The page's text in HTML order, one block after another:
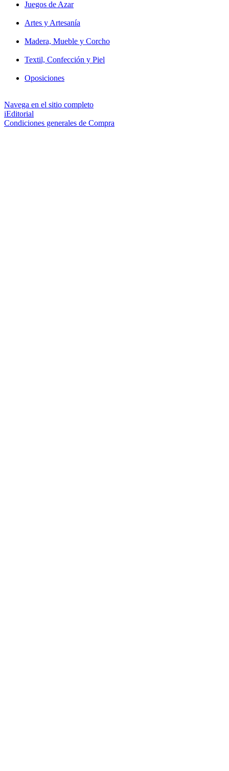
Juegos de Azar
Artes y Artesanía
Madera, Mueble y Corcho
Textil, Confección y Piel
Oposiciones
Navega en el sitio completo
iEditorial
Condiciones generales de Compra